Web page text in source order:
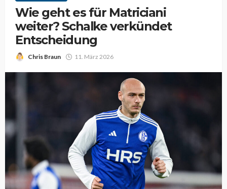
Wie geht es für Matriciani
weiter? Schalke verkündet
Entscheidung
Chris Braun 11. März 2026